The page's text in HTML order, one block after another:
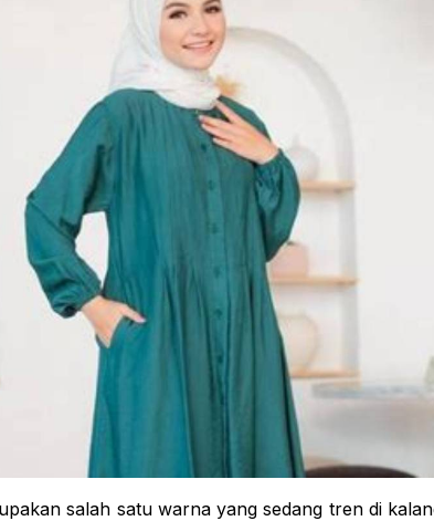
salah satu warna yang sedang tren di